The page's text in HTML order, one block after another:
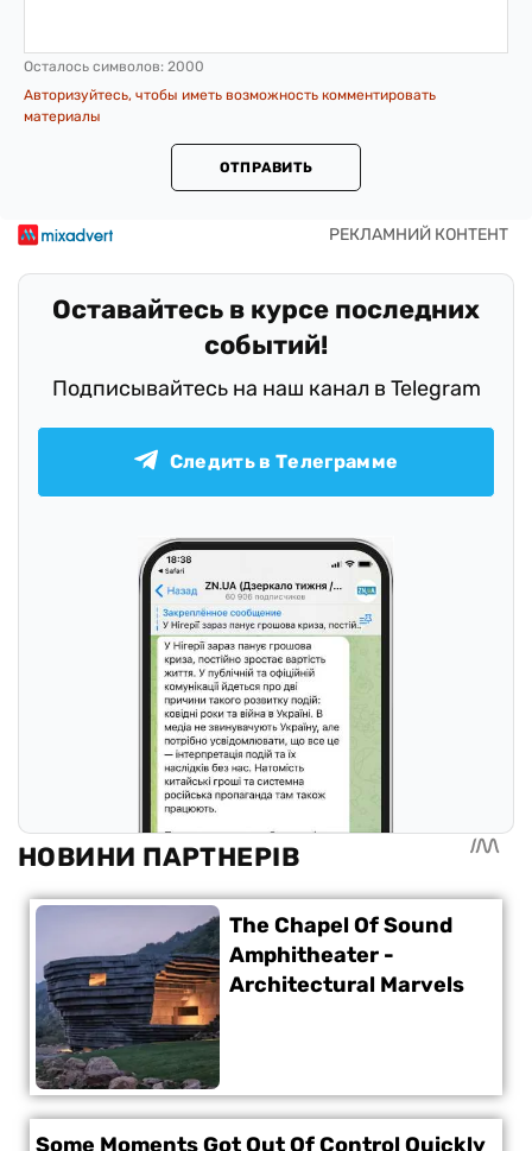
Осталось символов: 2000
Авторизуйтесь, чтобы иметь возможность комментировать
материалы
ОТПРАВИТЬ
Оставайтесь в курсе последних
событий!
Подписывайтесь на наш канал в Telegram
Следить в Телеграмме